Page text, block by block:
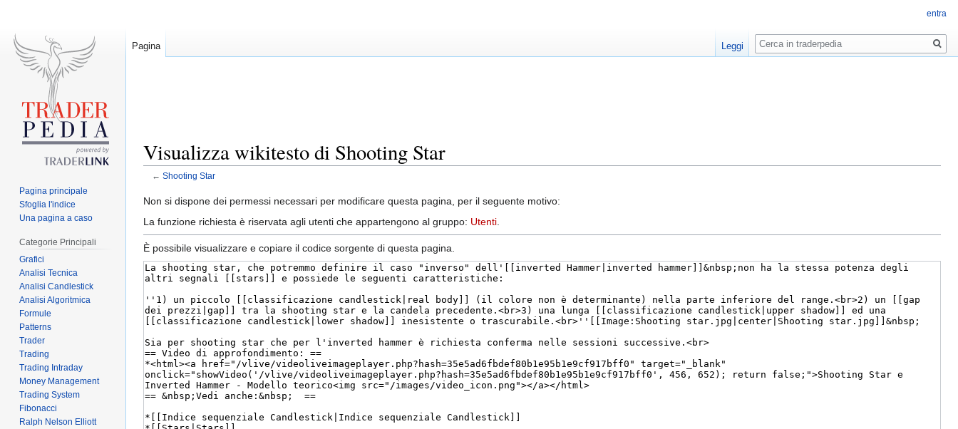
Visualizza wikitesto di Shooting Star
← Shooting Star
Jump
to
Jump
to
Non si dispone dei permessi necessari per modificare questa pagina, per il seguente motivo:
La funzione richiesta è riservata agli utenti che appartengono al gruppo: Utenti
È possibile visualizzare e copiare il codice sorgente di questa pagina.
entra
Pagina Leggi
Ricerca
Pagina principale
Sfoglia l'indice
Una pagina a caso
Categorie Principali
Grafici
Analisi Tecnica
Analisi Candlestick
Analisi Algoritmica
Formule
Patterns
Trader
Trading
Trading Intraday
Money Management
Trading System
Fibonacci
Ralph Nelson Elliott